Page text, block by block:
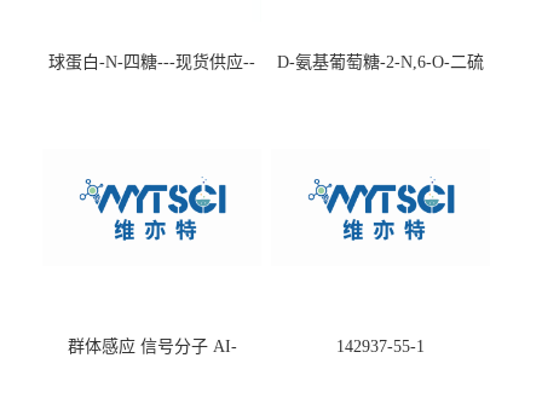
球蛋白-N-四糖---现货供应--
D-氨基葡萄糖-2-N,6-O-二硫
群体感应 信号分子 AI-
142937-55-1